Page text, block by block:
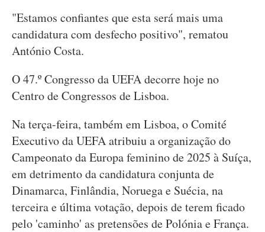
"Estamos confiantes que esta será mais uma
candidatura com desfecho positivo", rematou
António Costa.
O 47.º Congresso da UEFA decorre hoje no
Centro de Congressos de Lisboa.
Na terça-feira, também em Lisboa, o Comité
Executivo da UEFA atribuiu a organização do
Campeonato da Europa feminino de 2025 à Suíça,
em detrimento da candidatura conjunta de
Dinamarca, Finlândia, Noruega e Suécia, na
terceira e última votação, depois de terem ficado
pelo 'caminho' as pretensões de Polónia e França.